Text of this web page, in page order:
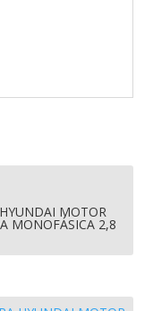
MOTOR
MONOFÁSICA 2,8